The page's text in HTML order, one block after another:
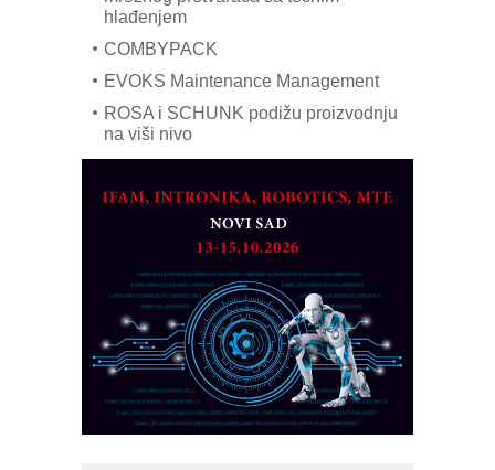
hlađenjem
COMBYPACK
EVOKS Maintenance Management
ROSA i SCHUNK podižu proizvodnju
na viši nivo
MAREX - Lim i mašine za savremena
Marcom-plast d.o.o.- vaš pouzdan
partner
CTO - Prilagodite svoju toplinsku
obradu!
Razvoj asortimanskog pravca MINI-
PLC AKYTEC
AUKOM: Svetski standard metrologije
dostupan u Srbiji